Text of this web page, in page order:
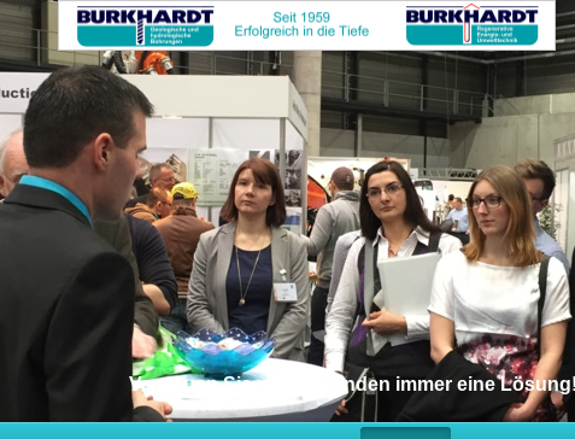
Vertrauen Sie uns, wir finden immer eine